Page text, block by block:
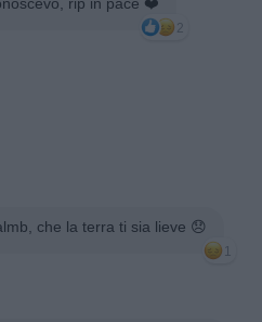
2
che la terra ti sia lieve 😞
1